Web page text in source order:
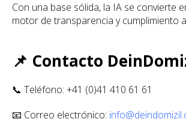
Con una base sólida, la IA se convierte
motor de transparencia y cumplimiento
📌 Contacto
📞 Teléfono: +41 (0)41 410 61 61
📧 Correo electrónico: